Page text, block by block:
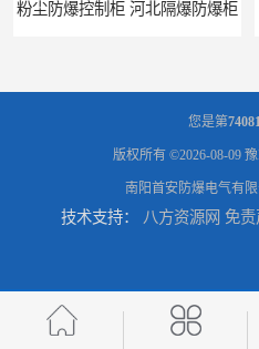
粉尘防爆控制柜 河北隔爆防爆柜
防腐防尘防爆控制柜 广西不锈钢防爆柜
您是第
版权所有 ©2026-08-09
南阳首安防爆电气有限
技术支持： 八方资源网 免责